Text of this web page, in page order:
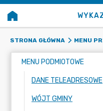
STRONA GŁÓWNA MENU
MENU PODMIOTOWE
DANE TELEADRESOWE
WÓJT GMINY